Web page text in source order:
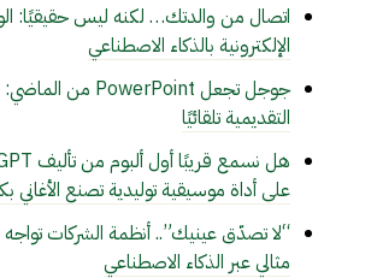
اتصال من والدتك… لكنه ليس حقيقيًا:
الإلكترونية بالذكاء الاصطناعي
التقديمية تلقائيًا
على أداة موسيقية توليدية تصنع الأغاني
“لا تصدّق عينيك”.. أنظمة الشركات
مثالي عبر الذكاء الاصطناعي